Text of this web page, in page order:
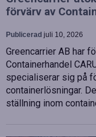
förvärv av
Publicerad juli 10, 2026
Greencarrier AB har
Containerhandel
specialiserar sig på
containerlösningar.
ställning inom